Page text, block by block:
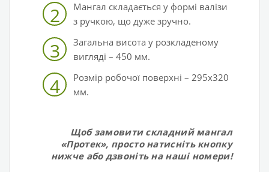
2
Мангал складається у формі валізи
з ручкою, що дуже зручно.
3
Загальна висота у розкладеному
вигляді – 450 мм.
4
Розмір робочої поверхні – 295х320
мм.
Щоб замовити складний мангал
«Протек», просто натисніть кнопку
нижче або дзвоніть на наші номери!